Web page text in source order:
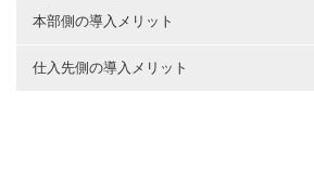
本部側の導入メリット
仕入先側の導入メリット